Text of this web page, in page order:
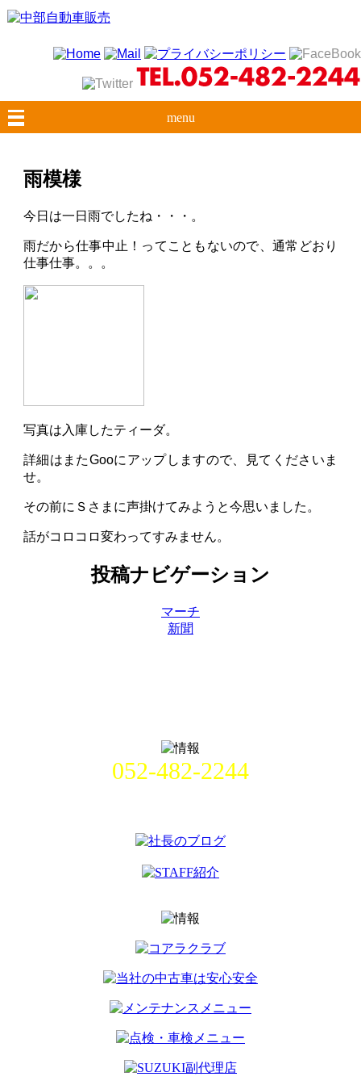
menu
雨模様
今日は一日雨でしたね・・・。
雨だから仕事中止！ってこともないので、通常どおり
仕事仕事。。。
写真は入庫したティーダ。
詳細はまたGooにアップしますので、見てくださいま
せ。
その前にＳさまに声掛けてみようと今思いました。
話がコロコロ変わってすみません。
投稿ナビゲーション
マーチ
新聞
052-482-2244